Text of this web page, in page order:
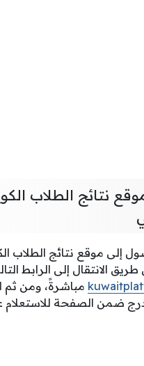
نتائج الطلاب
إلى موقع نتائج الطلاب
الانتقال إلى الرابط
مباشرةً، ومن
ضمن الصفحة للاستعلام